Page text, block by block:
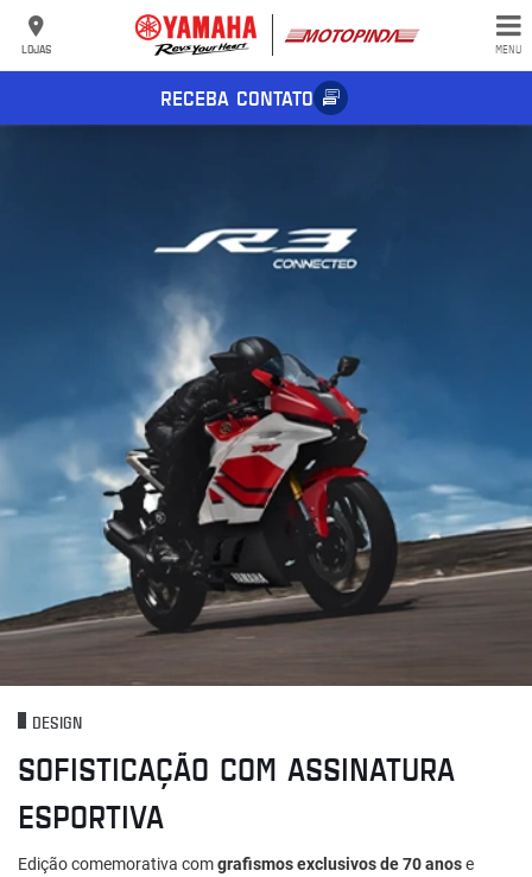
LOJAS MENU
RECEBA CONTATO
DESIGN
SOFISTICAÇÃO COM ASSINATURA
ESPORTIVA
Edição comemorativa comgrafismos exclusivos de 70 anose